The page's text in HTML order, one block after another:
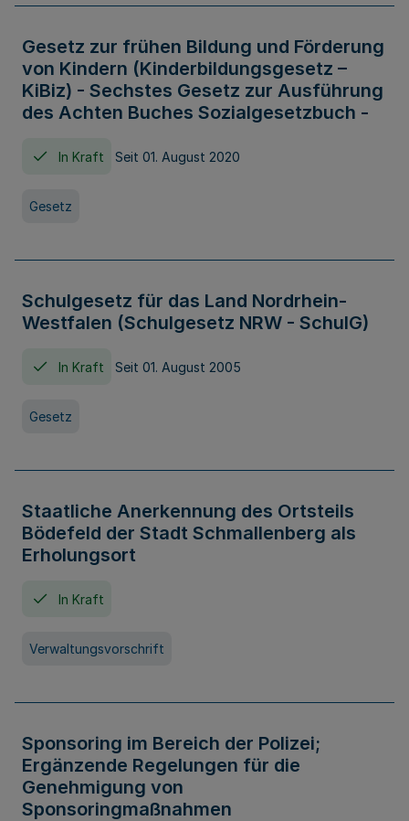
Gesetz zur frühen Bildung und Förderung
von Kindern (Kinderbildungsgesetz –
KiBiz) - Sechstes Gesetz zur Ausführung
des Achten Buches Sozialgesetzbuch -
In Kraft Seit 01. August 2020
Gesetz
Schulgesetz für das Land Nordrhein-
Westfalen (Schulgesetz NRW - SchulG)
In Kraft Seit 01. August 2005
Gesetz
Staatliche Anerkennung des Ortsteils
Bödefeld der Stadt Schmallenberg als
Erholungsort
In Kraft
Verwaltungsvorschrift
Sponsoring im Bereich der Polizei;
Ergänzende Regelungen für die
Genehmigung von
Sponsoringmaßnahmen